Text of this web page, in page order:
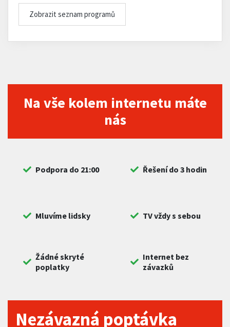
Zobrazit seznam programů
Na vše kolem internetu máte
nás
Podpora do 21:00 Řešení do 3 hodin
Mluvíme lidsky TV vždy s sebou
Žádné skryté
poplatky
Internet bez
závazků
Nezávazná poptávka